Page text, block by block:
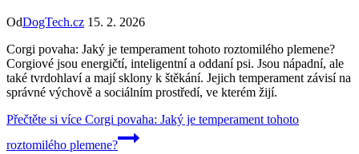
OdDogTech.cz 15. 2. 2026
Corgi povaha: Jaký je temperament tohoto roztomilého plemene?
Corgiové jsou energičtí, inteligentní a oddaní psi. Jsou nápadní, ale
také tvrdohlaví a mají sklony k štěkání. Jejich temperament závisí na
správné výchově a sociálním prostředí, ve kterém žijí.
Přečtěte si více Corgi povaha: Jaký je temperament tohoto
roztomilého plemene?